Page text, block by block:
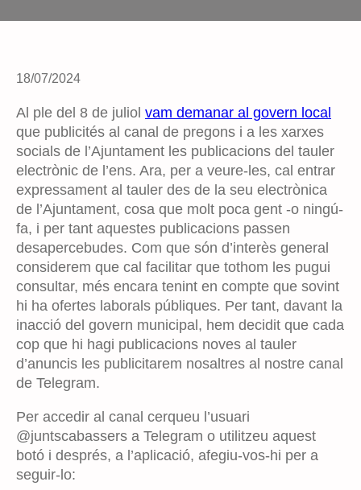
18/07/2024
Al ple del 8 de juliol vam demanar al govern local
que publicités al canal de pregons i a les xarxes
socials de l’Ajuntament les publicacions del tauler
electrònic de l’ens. Ara, per a veure-les, cal entrar
expressament al tauler des de la seu electrònica
de l’Ajuntament, cosa que molt poca gent -o ningú-
fa, i per tant aquestes publicacions passen
desapercebudes. Com que són d’interès general
considerem que cal facilitar que tothom les pugui
consultar, més encara tenint en compte que sovint
hi ha ofertes laborals públiques. Per tant, davant la
inacció del govern municipal, hem decidit que cada
cop que hi hagi publicacions noves al tauler
d’anuncis les publicitarem nosaltres al nostre canal
de Telegram.
Per accedir al canal cerqueu l’usuari
@juntscabassers a Telegram o utilitzeu aquest
botó i després, a l’aplicació, afegiu-vos-hi per a
seguir-lo: